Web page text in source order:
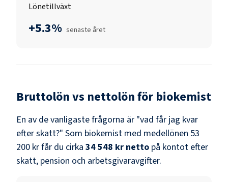
Lönetillväxt
+5.3% senaste året
Bruttolön vs nettolön för biokemist
En av de vanligaste frågorna är "vad får jag kvar
efter skatt?" Som biokemist med medellönen 53
200 krfår du cirka 34 548 kr netto på kontot efter
skatt, pension och arbetsgivaravgifter.